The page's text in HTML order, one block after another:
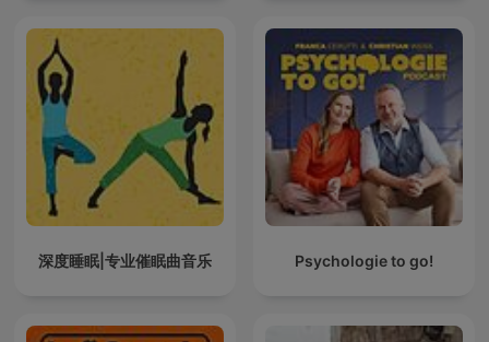
深度睡眠|专业催眠曲音乐 Psychologie to go!